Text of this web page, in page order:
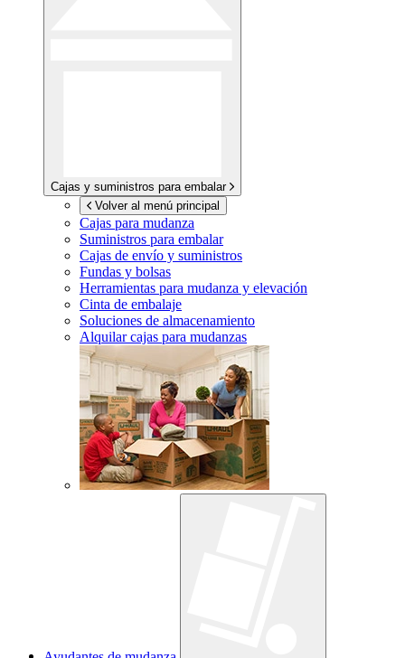
Cajas y suministros para embalar
Volver al menú principal
Cajas para mudanza
Suministros para embalar
Cajas de envío y suministros
Fundas y bolsas
Herramientas para mudanza y elevación
Cinta de embalaje
Soluciones de almacenamiento
Alquilar cajas para mudanzas